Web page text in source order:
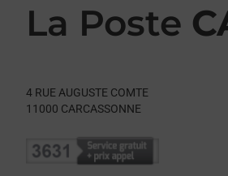
La Poste
4 RUE AUGUSTE COMTE
11000 CARCASSONNE